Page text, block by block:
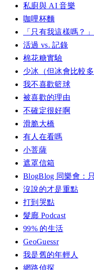
私廚與 AI 音樂
咖哩杯麵
「只有我這樣嗎？
活過 vs. 記錄
棉花糖實驗
少冰（但冰會比較多
我不喜歡籃球
被喜歡的理由
不確定很好啊
滑脆大橋
有人在看嗎
小菩薩
遮罩信箱
BlogBlog 同樂會：
沒說的才是重點
打到哭點
髮廊 Podcast
99% 的生活
GeoGuessr
我是舊的年輕人
網路偵探